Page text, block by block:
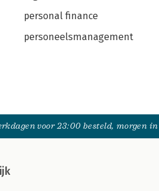
personal finance
personeelsmanagement
voor 23:00 besteld, morgen